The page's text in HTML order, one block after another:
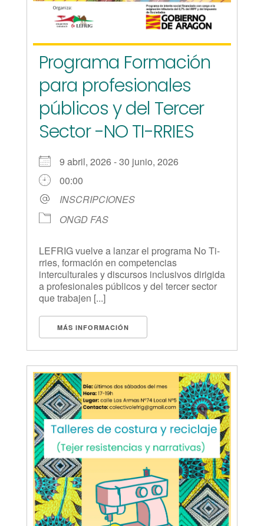
Programa Formación
para profesionales
públicos y del Tercer
Sector -NO TI-RRIES
9 abril, 2026 - 30 junio, 2026
00:00
INSCRIPCIONES
ONGD FAS
LEFRIG vuelve a lanzar el programa No Ti-
rries, formación en competencias
interculturales y discursos inclusivos dirigida
a profesionales públicos y del tercer sector
que trabajen [...]
MÁS INFORMACIÓN